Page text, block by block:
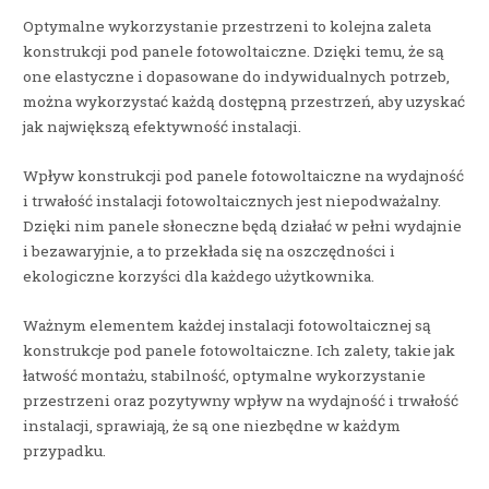
Optymalne wykorzystanie przestrzeni to kolejna zaleta
konstrukcji pod panele fotowoltaiczne. Dzięki temu, że są
one elastyczne i dopasowane do indywidualnych potrzeb,
można wykorzystać każdą dostępną przestrzeń, aby uzyskać
jak największą efektywność instalacji.
Wpływ konstrukcji pod panele fotowoltaiczne na wydajność
i trwałość instalacji fotowoltaicznych jest niepodważalny.
Dzięki nim panele słoneczne będą działać w pełni wydajnie
i bezawaryjnie, a to przekłada się na oszczędności i
ekologiczne korzyści dla każdego użytkownika.
Ważnym elementem każdej instalacji fotowoltaicznej są
konstrukcje pod panele fotowoltaiczne. Ich zalety, takie jak
łatwość montażu, stabilność, optymalne wykorzystanie
przestrzeni oraz pozytywny wpływ na wydajność i trwałość
instalacji, sprawiają, że są one niezbędne w każdym
przypadku.